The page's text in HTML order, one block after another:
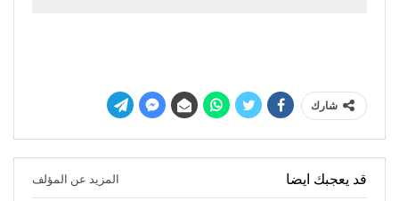
شارك
قد يعجبك ايضا المزيد عن المؤلف